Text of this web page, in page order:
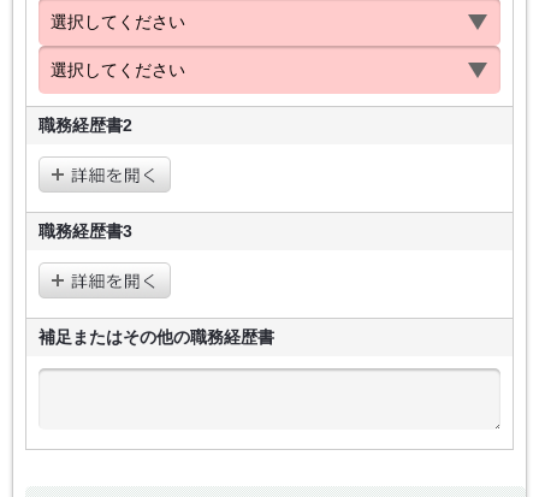
職務経歴書2
職務経歴書3
補足またはその他の職務経歴書